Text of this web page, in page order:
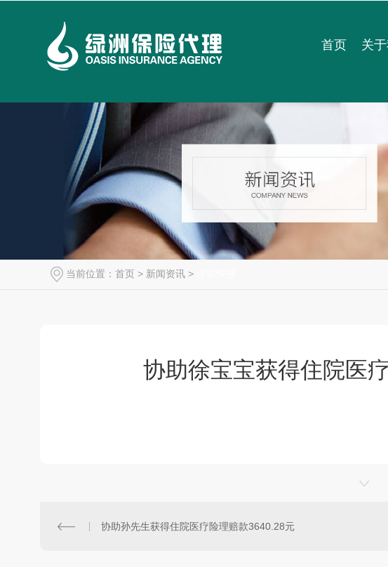
首页 关
当前位置： 首页 > 新闻资讯 >
协助徐宝宝获得住院医
协助孙先生获得住院医疗险理赔款3640.28元